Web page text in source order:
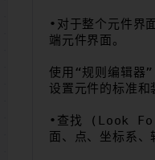
•对于整个元件
端元件界面。
使用“规则编辑
设置元件的标准和
•查找 (Look
面、点、坐标系、